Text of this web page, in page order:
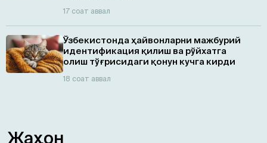
17 соат аввал
Ўзбекистонда ҳайвонларни мажбурий
идентификация қилиш ва рўйхатга
олиш тўғрисидаги қонун кучга кирди
18 соат аввал
Жаҳон